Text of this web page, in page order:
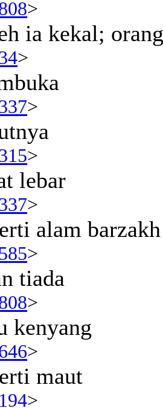
>
ia kekal;
>
>
>
lebar
>
alam barzakh
>
tiada
>
kenyang
>
maut
>